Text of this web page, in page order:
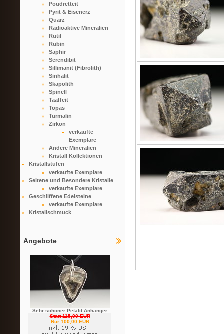
Poudretteit
Pyrit & Eisenerz
Quarz
Radioaktive Mineralien
Rutil
Rubin
Saphir
Serendibit
Sillimanit (Fibrolith)
Sinhalit
Skapolith
Spinell
Taaffeit
Topas
Turmalin
Zirkon
verkaufte
Exemplare
Andere Mineralien
Kristall Kollektionen
Kristallstufen
verkaufte Exemplare
Seltene und Besondere Kristalle
verkaufte Exemplare
Geschliffene Edelsteine
verkaufte Exemplare
Kristallschmuck
Angebote
Sehr schöner Petalit Anhänger
Statt 115,00 EUR
Nur 100,00 EUR